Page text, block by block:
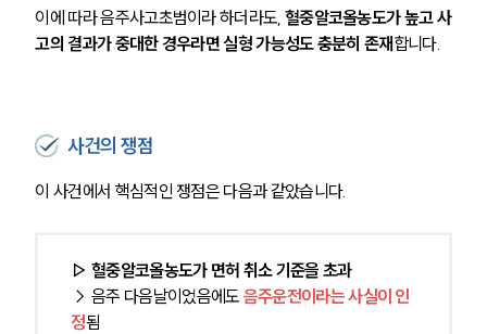
이에 따라 음주사고초범이라 하더라도, 혈중알코올농도가 높고 사
고의 결과가 중대한 경우라면 실형 가능성도 충분히 존재합니다.
사건의 쟁점
이 사건에서 핵심적인 쟁점은 다음과 같았습니다.
▷ 혈중알코올농도가 면허 취소 기준을 초과
→ 음주 다음날이었음에도 음주운전이라는 사실이 인
정됨